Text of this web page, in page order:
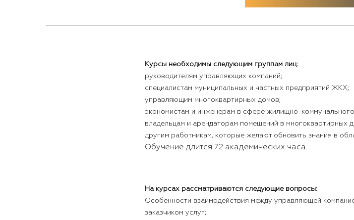
Курсы необходимы следующим группам лиц:
руководителям управляющих компаний;
специалистам муниципальных и частных предприятий ЖКХ;
управляющим многоквартирных домов;
экономистам и инженерам в сфере жилищно-коммунального
владельцам и арендаторам помещений в многоквартирных
другим работникам, которые желают обновить знания в
Обучение длится 72 академических часа.
На курсах рассматриваются следующие вопросы:
Особенности взаимодействия между управляющей
заказчиком услуг;